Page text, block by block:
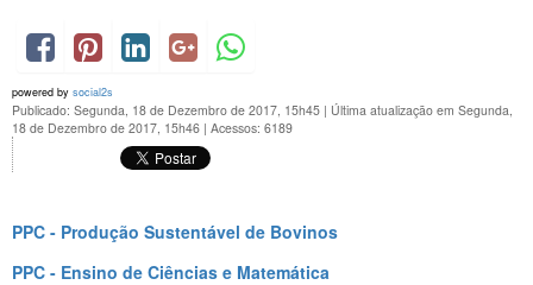
powered by social2s
Publicado: Segunda, 18 de Dezembro de 2017, 15h45 | Última atualização em Segunda,
18 de Dezembro de 2017, 15h46 | Acessos: 6189
PPC - Produção Sustentável de Bovinos
PPC - Ensino de Ciências e Matemática